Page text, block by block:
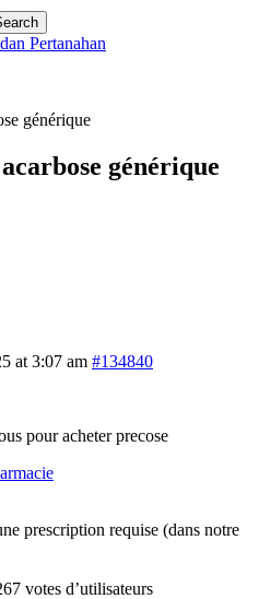
Pertanahan
générique
générique
at 3:07 am #134840
pour acheter precose
prescription requise (dans notre
votes d’utilisateurs